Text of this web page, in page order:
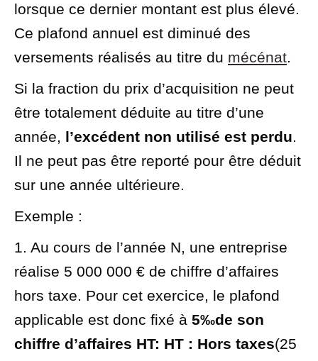
lorsque ce dernier montant est plus élevé.
Ce plafond annuel est diminué des
versements réalisés au titre du mécénat.
Si la fraction du prix d’acquisition ne peut
être totalement déduite au titre d’une
année, l’excédent non utilisé est perdu.
Il ne peut pas être reporté pour être déduit
sur une année ultérieure.
Exemple :
1. Au cours de l’année N, une entreprise
réalise 5 000 000 € de chiffre d’affaires
hors taxe. Pour cet exercice, le plafond
applicable est donc fixé à 5‰de son
chiffre d’affaires HT: HT : Hors taxes(25